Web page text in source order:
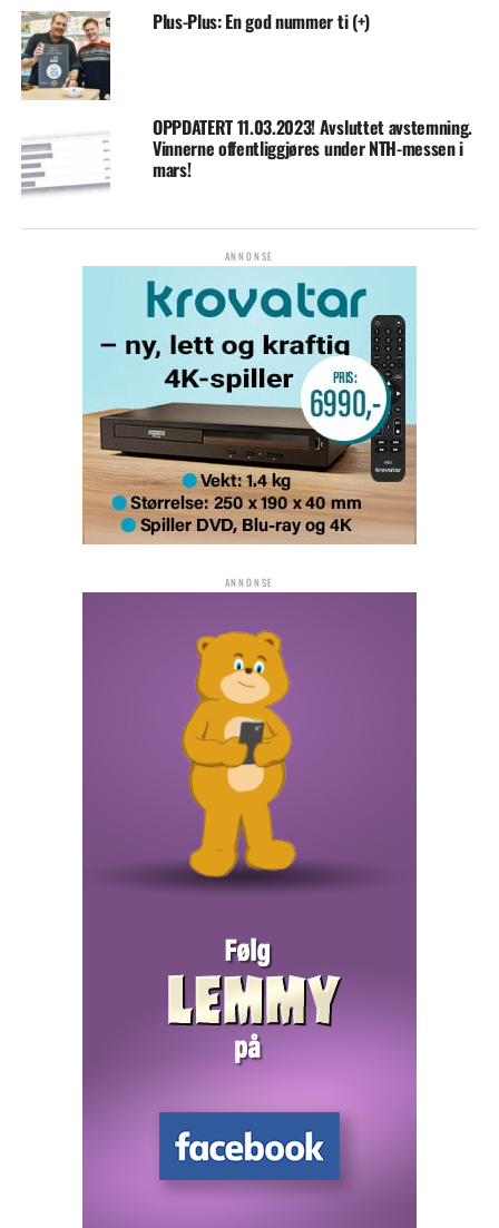
Plus-Plus: En god nummer ti (+)
OPPDATERT 11.03.2023! Avsluttet avstemning.
Vinnerne offentliggjøres under NTH-messen i
mars!
ANNONSE
ANNONSE